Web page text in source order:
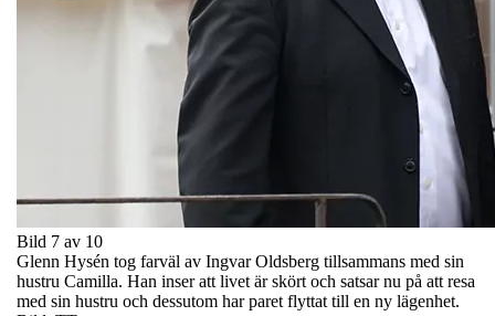
Bild 7 av 10
Glenn Hysén tog farväl av Ingvar Oldsberg tillsammans med sin
hustru Camilla. Han inser att livet är skört och satsar nu på att resa
med sin hustru och dessutom har paret flyttat till en ny lägenhet.